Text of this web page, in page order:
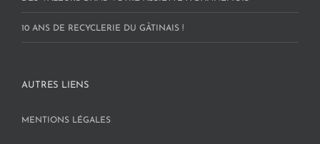
10 ANS DE RECYCLERIE DU GÂTINAIS !
AUTRES LIENS
MENTIONS LÉGALES